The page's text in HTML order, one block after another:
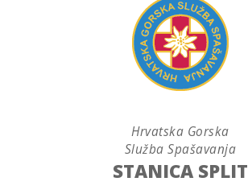
Hrvatska Gorska
Služba Spašavanja
STANICA SPLIT